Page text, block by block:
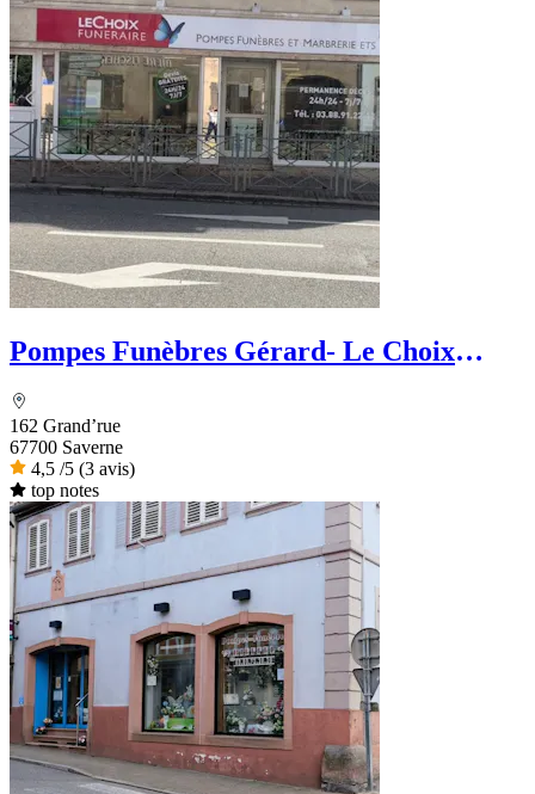
Pompes Funèbres Gérard- Le Choix
162 Grand’rue
67700 Saverne
4,5 /5 (3 avis)
top notes